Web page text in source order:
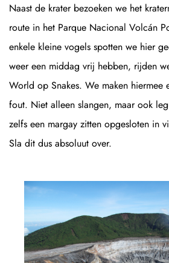
Naast de krater bezoeken we het
route in het Parque Nacional Volcán
enkele kleine vogels spotten we hier
weer een middag vrij hebben, rijden
World op Snakes. We maken hiermee
fout. Niet alleen slangen, maar ook
zelfs een margay zitten opgesloten in
Sla dit dus absoluut over.